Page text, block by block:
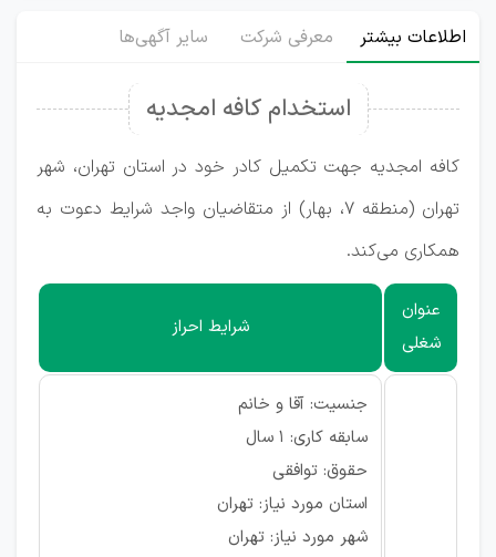
اطلاعات بیشتر معرفی شرکت سایر آگهی‌ها
استخدام کافه امجدیه
کافه امجدیه جهت تکمیل کادر خود در استان تهران، شهر
تهران (منطقه ۷، بهار) از متقاضیان واجد شرایط دعوت به
همکاری می‌کند.
عنوان
شغلی
شرایط احراز
جنسیت: آقا و خانم
سابقه کاری: ۱ سال
حقوق: توافقی
استان مورد نیاز: تهران
شهر مورد نیاز: تهران